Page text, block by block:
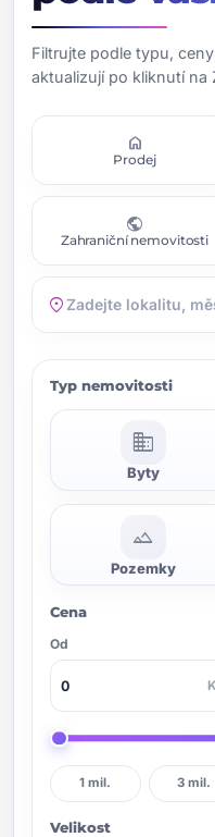
Filtrujte podle typu,
aktualizují po kliknutí na
home
Prodej
public
Zahraniční nemovitosti
location_on
Typ nemovitosti
domain
Byty
landscape
Pozemky
Cena
Od
1 mil. 3 mil.
Velikost